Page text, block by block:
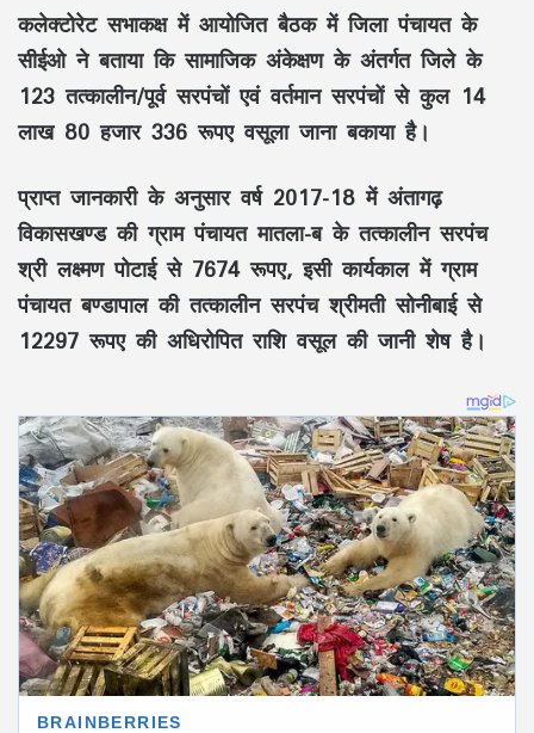
कलेक्टोरेट सभाकक्ष में आयोजित बैठक में जिला पंचायत के
सीईओ ने बताया कि सामाजिक अंकेक्षण के अंतर्गत जिले के
123 तत्कालीन/पूर्व सरपंचों एवं वर्तमान सरपंचों से कुल 14
लाख 80 हजार 336 रूपए वसूला जाना बकाया है।
प्राप्त जानकारी के अनुसार वर्ष 2017-18 में अंतागढ़
विकासखण्ड की ग्राम पंचायत मातला-ब के तत्कालीन सरपंच
श्री लक्ष्मण पोटाई से 7674 रूपए, इसी कार्यकाल में ग्राम
पंचायत बण्डापाल की तत्कालीन सरपंच श्रीमती सोनीबाई से
12297 रूपए की अधिरोपित राशि वसूल की जानी शेष है।